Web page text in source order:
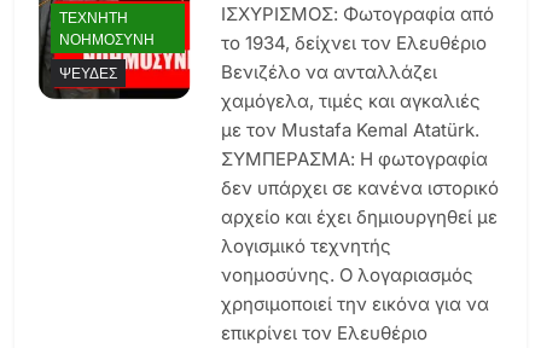
ΤΕΧΝΗΤΉ
ΝΟΗΜΟΣΎΝΗ
ΨΕΥΔΈΣ
ΙΣΧΥΡΙΣΜΟΣ: Φωτογραφία από
το 1934, δείχνει τον Ελευθέριο
Βενιζέλο να ανταλλάζει
χαμόγελα, τιμές και αγκαλιές
με τον Mustafa Kemal Atatürk.
ΣΥΜΠΕΡΑΣΜΑ: Η φωτογραφία
δεν υπάρχει σε κανένα ιστορικό
αρχείο και έχει δημιουργηθεί με
λογισμικό τεχνητής
νοημοσύνης. Ο λογαριασμός
χρησιμοποιεί την εικόνα για να
επικρίνει τον Ελευθέριο